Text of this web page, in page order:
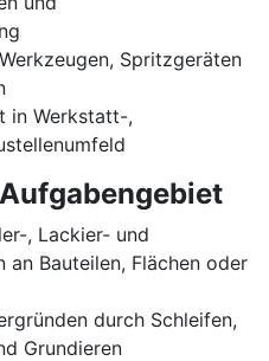
Spritzgeräten
in Werkstatt-,
, Lackier- und
an Bauteilen, Flächen oder
durch Schleifen,
Grundieren